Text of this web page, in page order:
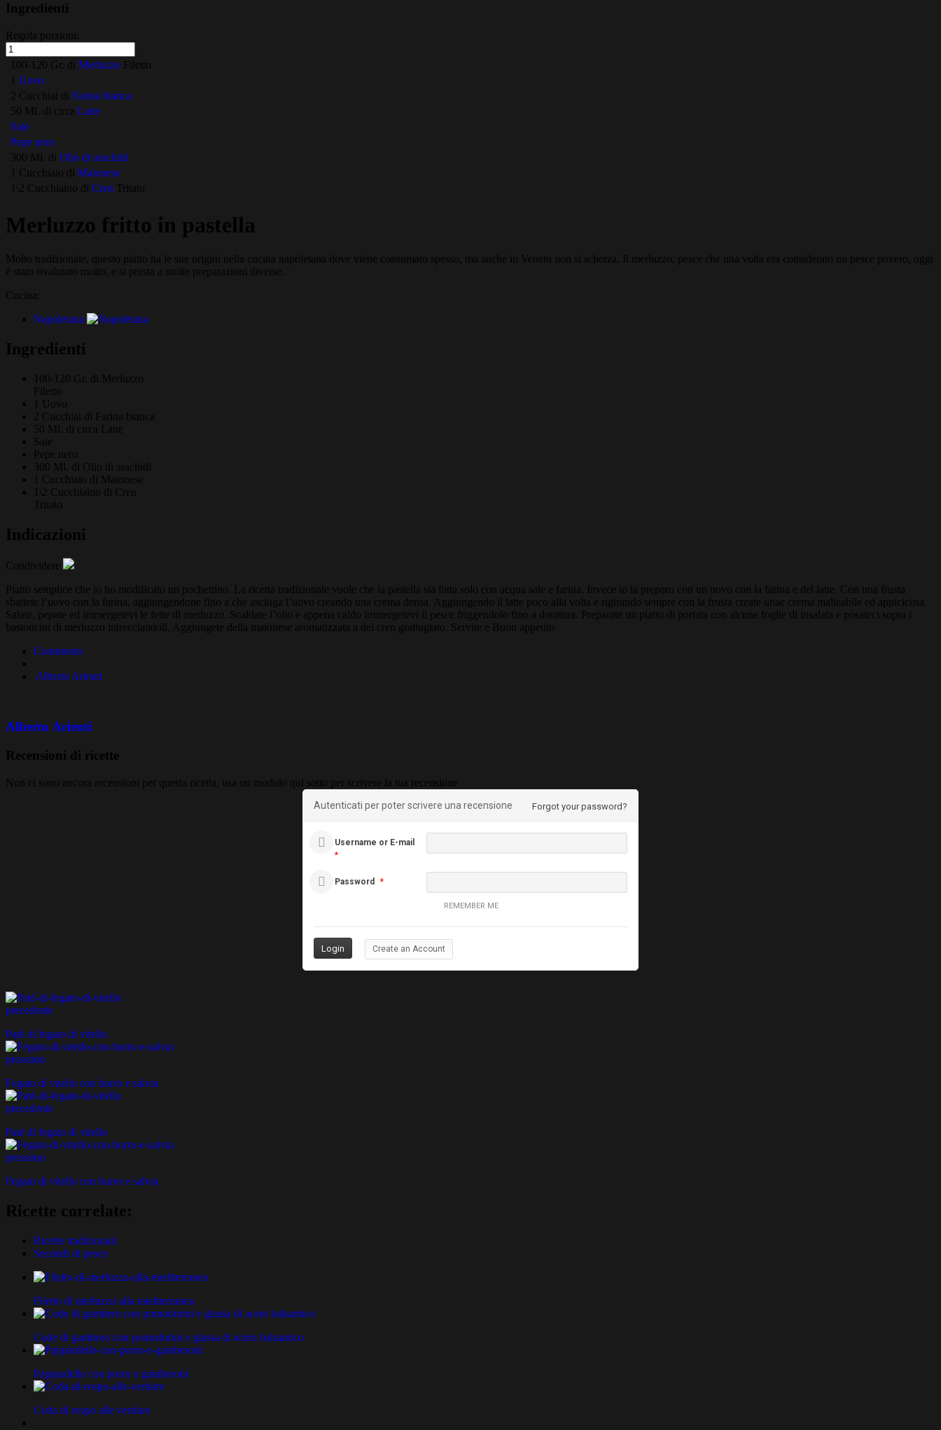
Ingredienti
Regola porzioni:
100-120 Gr. di Merluzzo Filetto
Uovo
2 Cucchiai di
Farina bianca
50 Ml. di circa Latte
Sale
Pepe nero
300 Ml. di
Olio di arachidi
1 Cucchiaio di
Maionese
1\2 Cucchiaino di
Cren Tritato
Merluzzo fritto in pastella
Molto tradizionale, questo piatto ha le sue origini nella cucina napoletana dove viene consumato spesso, ma anche in Veneto non si scherza. Il merluzzo, pesce che una volta era considerato un pesce povero, oggi
è stato rivalutato molto, e si presta a molte preparazioni diverse.
Cucina:
Napoletana
Ingredienti
100-120 Gr. di
Merluzzo
Filetto
Uovo
2 Cucchiai di
Farina bianca
50 Ml. di circa Latte
Sale
Pepe nero
300 Ml. di
Olio di arachidi
1 Cucchiaio di
Maionese
1\2 Cucchiaino di
Cren
Tritato
Indicazioni
Condividere
Piatto semplice che io ho modificato un pochettino. La ricetta tradizionale vuole che la pastella sia fatta solo con acqua sale e farina. Invece io la preparo con un uovo con la farina e del latte. Con una frusta
sbattete l’uovo con la farina, aggiungendone fino a che asciuga l’uovo creando una crema densa. Aggiungendo il latte poco alla volta e rigirando sempre con la frusta create unae crema malleabile ed appicicosa.
Salate, pepate ed immergetevi le fette di merluzzo. Scaldate l’olio e appena caldo immergetevi il pesce friggendolo fino a doratura. Preparate un piatto di portata con alcune foglie di insalata e posateci sopra i
bastoncini di merluzzo intrecciandoli. Aggiungete della maionese aromatizzata a del cren grattugiato. Servite e Buon appetito
Commento
Alberto Arienti
Alberto Arienti
Recensioni di ricette
Non ci sono ancora recensioni per questa ricetta, usa un modulo qui sotto per scrivere la tua recensione
Autenticati per poter scrivere una recensione Forgot your password?
Username or E-mail
*
Password *
REMEMBER ME
Create an Account
precedente
Patè di fegato di vitello
prossimo
Fegato di vitello con burro e salvia
precedente
Patè di fegato di vitello
prossimo
Fegato di vitello con burro e salvia
Ricette correlate:
Ricette tradizionali
Secondi di pesce
Filetto di merluzzo alla mediterranea
Code di gambero con pomodorini e glassa di aceto balsamico
Pappardelle con porro e gamberoni
Coda di rospo alle verdure